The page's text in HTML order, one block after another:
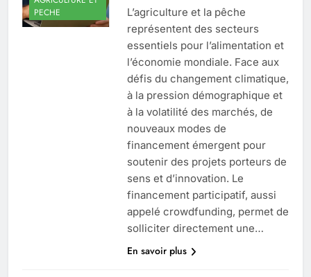
PECHE
L’agriculture et la pêche
représentent des secteurs
essentiels pour l’alimentation et
l’économie mondiale. Face aux
défis du changement climatique,
à la pression démographique et
à la volatilité des marchés, de
nouveaux modes de
financement émergent pour
soutenir des projets porteurs de
sens et d’innovation. Le
financement participatif, aussi
appelé crowdfunding, permet de
solliciter directement une…
En savoir plus